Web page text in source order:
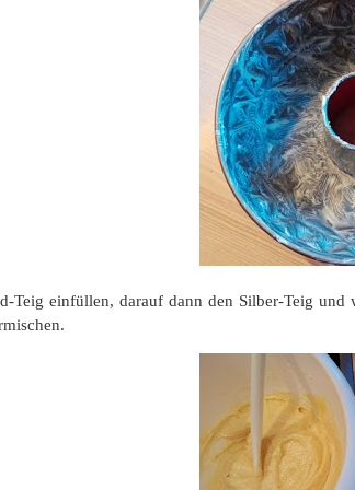
Teig einfüllen, darauf dann den Silber-Teig